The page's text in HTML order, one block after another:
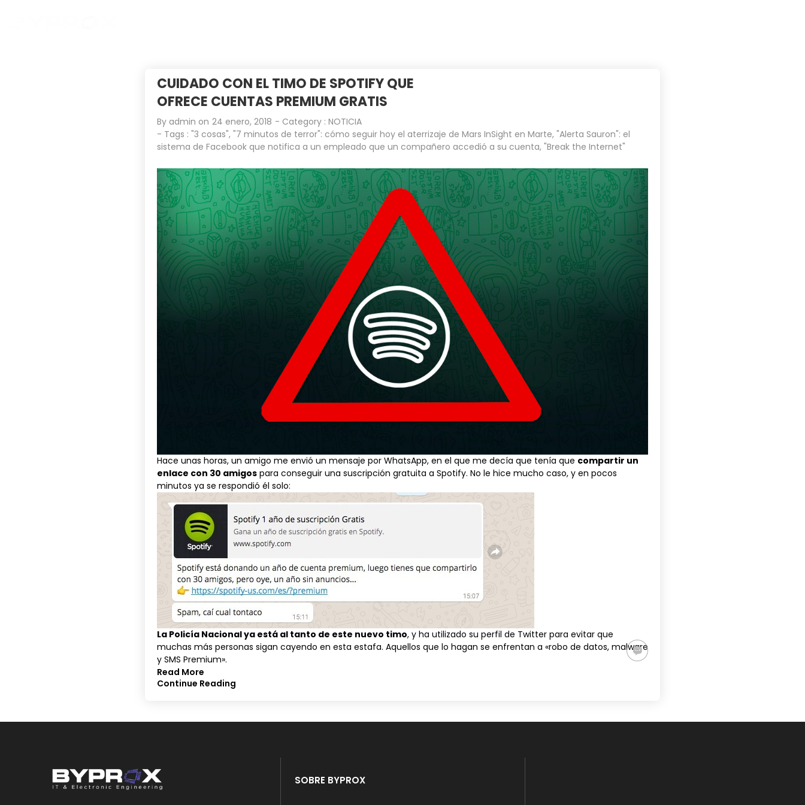
CUIDADO CON EL TIMO DE SPOTIFY QUE
OFRECE CUENTAS PREMIUM GRATIS
By admin on 24 enero, 2018 - Category : NOTICIA
- Tags : "3 cosas", "7 minutos de terror": cómo seguir hoy el aterrizaje de Mars InSight en Marte, "Alerta Sauron": el
sistema de Facebook que notifica a un empleado que un compañero accedió a su cuenta, "Break the Internet"
Hace unas horas, un amigo me envió un mensaje por WhatsApp, en el que me decía que tenía que compartir un
enlace con 30 amigospara conseguir una suscripción gratuita a Spotify. No le hice mucho caso, y en pocos
minutos ya se respondió él solo:
La Policía Nacional ya está al tanto de este nuevo timo, y ha utilizado su perfil de Twitter para evitar que
muchas más personas sigan cayendo en esta estafa. Aquellos que lo hagan se enfrentan a «robo de datos, malware
y SMS Premium».
Read More
Continue Reading
SOBRE BYPROX